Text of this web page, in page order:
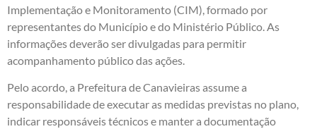
Implementação e Monitoramento (CIM), formado por
representantes do Município e do Ministério Público. As
informações deverão ser divulgadas para permitir
acompanhamento público das ações.
Pelo acordo, a Prefeitura de Canavieiras assume a
responsabilidade de executar as medidas previstas no plano,
indicar responsáveis técnicos e manter a documentação